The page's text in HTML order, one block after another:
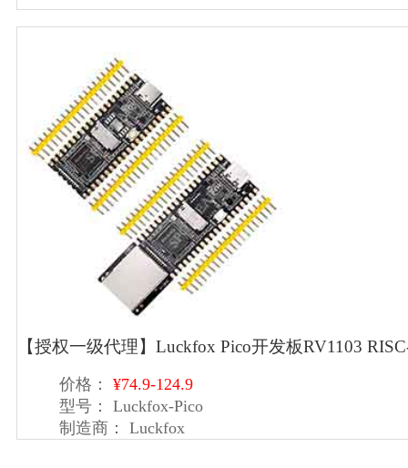
【授权一级代理】Luckfox Pico开发板RV1103
价格：
¥74.9-124.9
型号：
Luckfox-Pico
制造商：
Luckfox